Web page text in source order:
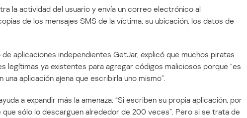
la actividad del usuario y envía un correo electrónico al
de los mensajes SMS de la víctima, su ubicación, los datos de
aplicaciones independientes GetJar, explicó que muchos piratas
legítimas ya existentes para agregar códigos maliciosos porque “es
aplicación ajena que escribirla uno mismo”.
a expandir más la amenaza: “Si escriben su propia aplicación, por
que sólo lo descarguen alrededor de 200 veces”. Pero si se trata de